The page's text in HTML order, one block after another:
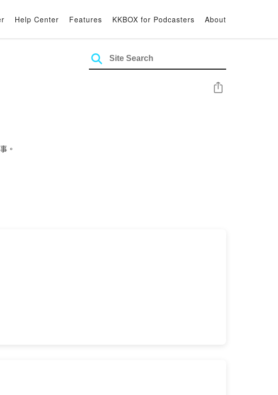
Help Center Features KKBOX for Podcasters About
Share
。